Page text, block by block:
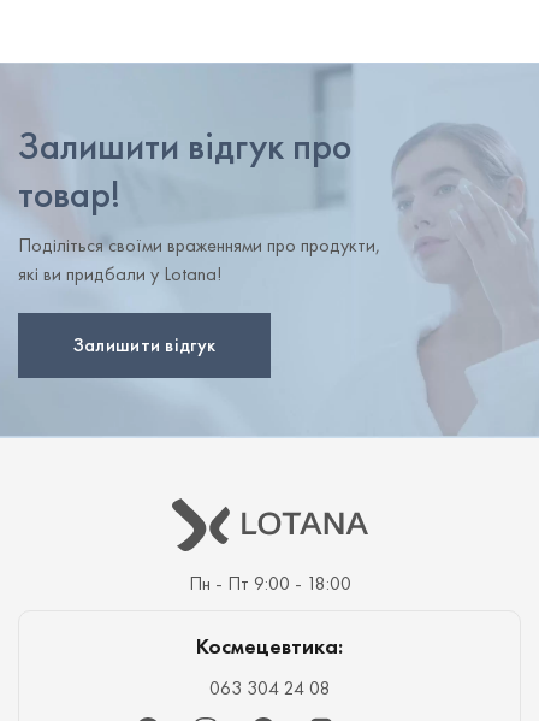
Залишити відгук про
товар!
Поділіться своїми враженнями про продукти,
які ви придбали у Lotana!
Залишити відгук
Пн - Пт 9:00 - 18:00
Космецевтика:
063 304 24 08